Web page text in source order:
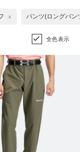
パンツ(ロングパン
全色表示